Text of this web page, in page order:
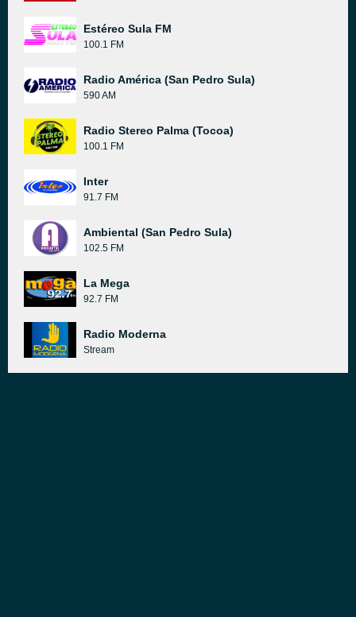
Estéreo Sula FM
100.1 FM
Radio América (San Pedro Sula)
590 AM
Radio Stereo Palma (Tocoa)
100.1 FM
Inter
91.7 FM
Ambiental (San Pedro Sula)
102.5 FM
La Mega
92.7 FM
Radio Moderna
Stream